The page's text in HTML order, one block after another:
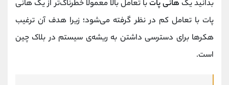
بدانید یک هانی ‌پاتبا تعامل بالا معمولا خطرناک‌تر از یک هانی
‌پات با تعامل کم در نظر گرفته می‌شود؛ زیرا هدف آن ترغیب
هکرها برای دسترسی داشتن به ریشه‌ی سیستم در بلاک چین
است.